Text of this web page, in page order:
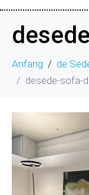
Anfang
de
desede-sofa-